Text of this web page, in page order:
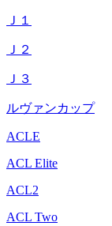
Ｊ１
Ｊ２
Ｊ３
ルヴァンカップ
ACLE
ACL Elite
ACL2
ACL Two